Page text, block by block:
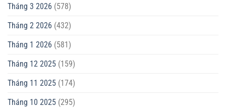
Tháng 3 2026 (578)
Tháng 2 2026 (432)
Tháng 1 2026 (581)
Tháng 12 2025 (159)
Tháng 11 2025 (174)
Tháng 10 2025 (295)